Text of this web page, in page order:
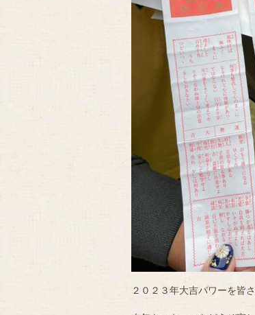
２０２３年大吉パワーを皆